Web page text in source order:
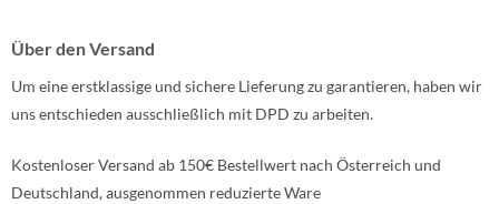
Über den Versand
Um eine erstklassige und sichere Lieferung zu garantieren, haben wir
uns entschieden ausschließlich mit DPD zu arbeiten.
Kostenloser Versand ab 150€ Bestellwert nach Österreich und
Deutschland, ausgenommen reduzierte Ware